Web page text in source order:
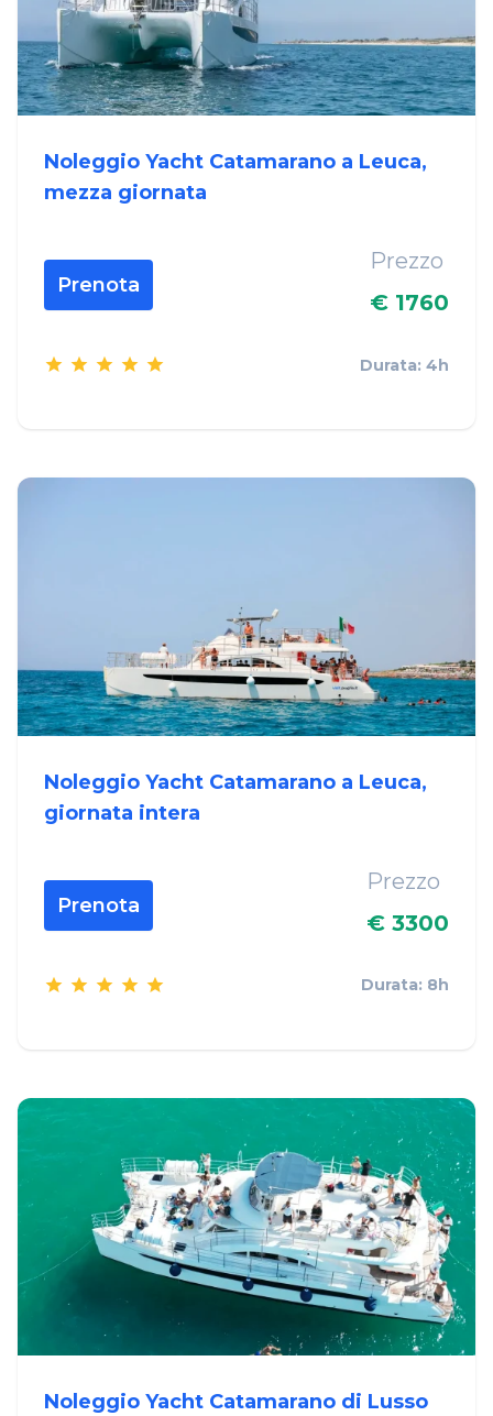
Noleggio Yacht Catamarano a Leuca,
mezza giornata
Prenota
Prezzo
€ 1760
Durata: 4h
Noleggio Yacht Catamarano a Leuca,
giornata intera
Prenota
Prezzo
€ 3300
Durata: 8h
Noleggio Yacht Catamarano di Lusso